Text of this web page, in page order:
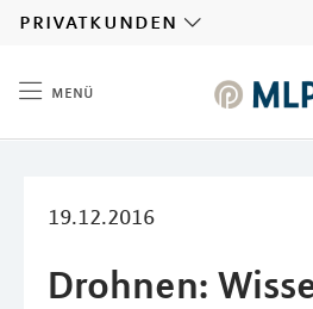
privatkunden
menü
19.12.2016
Drohnen: